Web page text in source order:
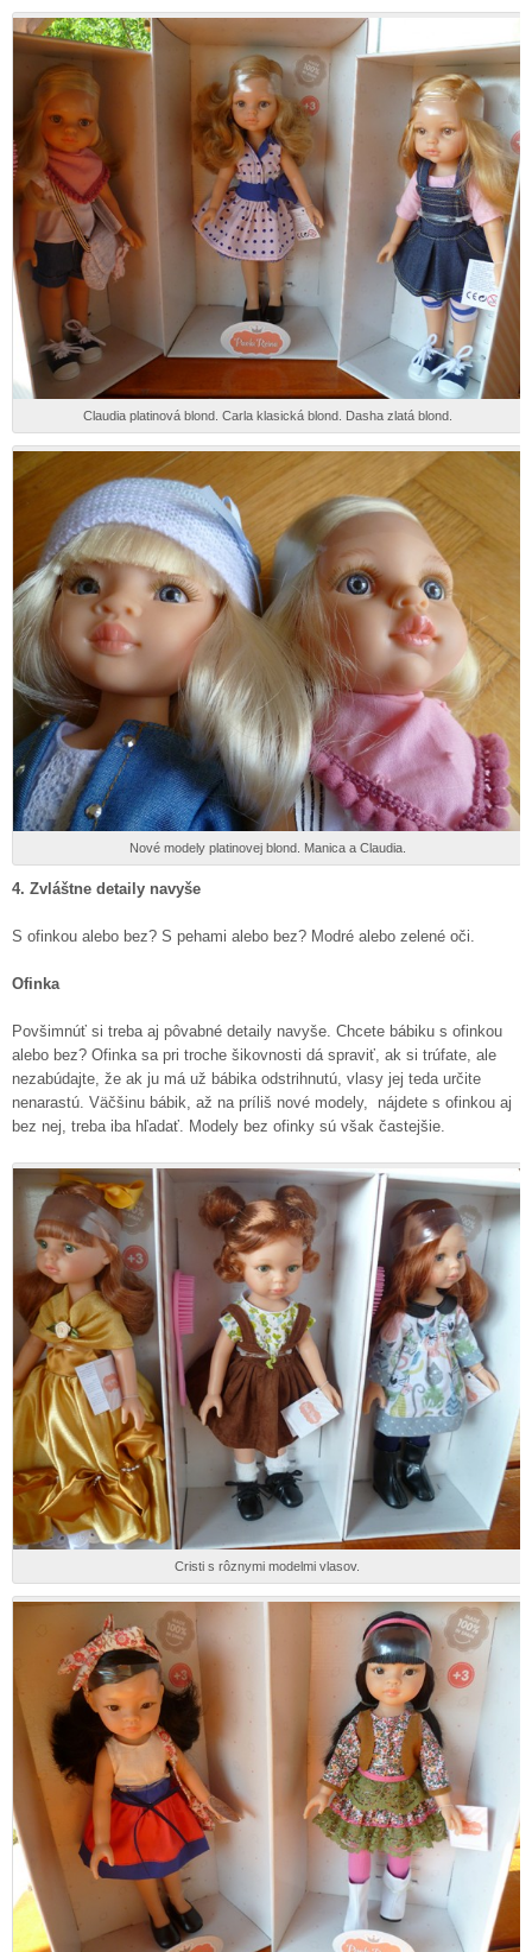
Claudia platinová blond. Carla klasická blond. Dasha zlatá blond.
Nové modely platinovej blond. Manica a Claudia.
4. Zvláštne detaily navyše
S ofinkou alebo bez? S pehami alebo bez? Modré alebo zelené oči.
Ofinka
Povšimnúť si treba aj pôvabné detaily navyše. Chcete bábiku s ofinkou
alebo bez? Ofinka sa pri troche šikovnosti dá spraviť, ak si trúfate, ale
nezabúdajte, že ak ju má už bábika odstrihnutú, vlasy jej teda určite
nenarastú. Väčšinu bábik, až na príliš nové modely, nájdete s ofinkou aj
bez nej, treba iba hľadať. Modely bez ofinky sú však častejšie.
Cristi s rôznymi modelmi vlasov.